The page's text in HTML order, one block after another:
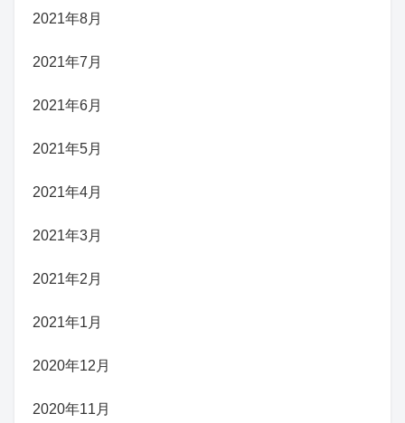
2021年8月
2021年7月
2021年6月
2021年5月
2021年4月
2021年3月
2021年2月
2021年1月
2020年12月
2020年11月